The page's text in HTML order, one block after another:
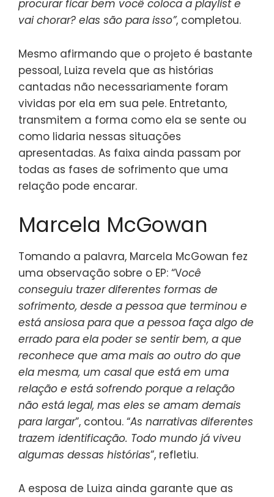
procurar ficar bem você coloca a playlist e
vai chorar? elas são para isso”, completou.
Mesmo afirmando que o projeto é bastante
pessoal, Luiza revela que as histórias
cantadas não necessariamente foram
vividas por ela em sua pele. Entretanto,
transmitem a forma como ela se sente ou
como lidaria nessas situações
apresentadas. As faixa ainda passam por
todas as fases de sofrimento que uma
relação pode encarar.
Marcela McGowan
Tomando a palavra, Marcela McGowan fez
uma observação sobre o EP: “Você
conseguiu trazer diferentes formas de
sofrimento, desde a pessoa que terminou e
está ansiosa para que a pessoa faça algo de
errado para ela poder se sentir bem, a que
reconhece que ama mais ao outro do que
ela mesma, um casal que está em uma
relação e está sofrendo porque a relação
não está legal, mas eles se amam demais
para largar”, contou. “As narrativas diferentes
trazem identificação. Todo mundo já viveu
algumas dessas histórias”, refletiu.
A esposa de Luiza ainda garante que as